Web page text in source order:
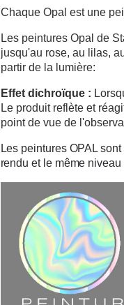
Chaque Opal est une
Les peintures Opal de
jusqu'au rose, au lilas,
partir de la lumière:
Effet dichroïque :
Le produit reflète et
point de vue de
Les peintures OPAL
rendu et le même